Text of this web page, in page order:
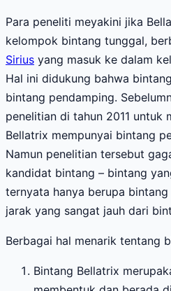
Para peneliti meyakini jika
kelompok bintang tunggal,
Sirius yang masuk ke dalam
Hal ini didukung bahwa
bintang pendamping.
penelitian di tahun 2011 untuk
Bellatrix mempunyai bintang
Namun penelitian tersebut
kandidat bintang – bintang
ternyata hanya berupa
jarak yang sangat jauh dari
Berbagai hal menarik tentang
Bintang Bellatrix